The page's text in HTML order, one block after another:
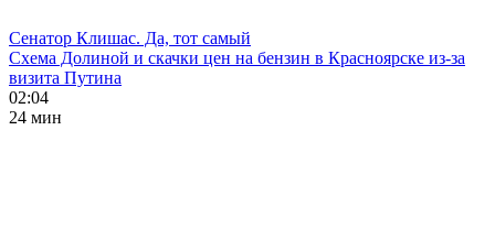
Сенатор Клишас. Да, тот самый
Схема Долиной и скачки цен на бензин в Красноярске из-за
визита Путина
02:04
24 мин